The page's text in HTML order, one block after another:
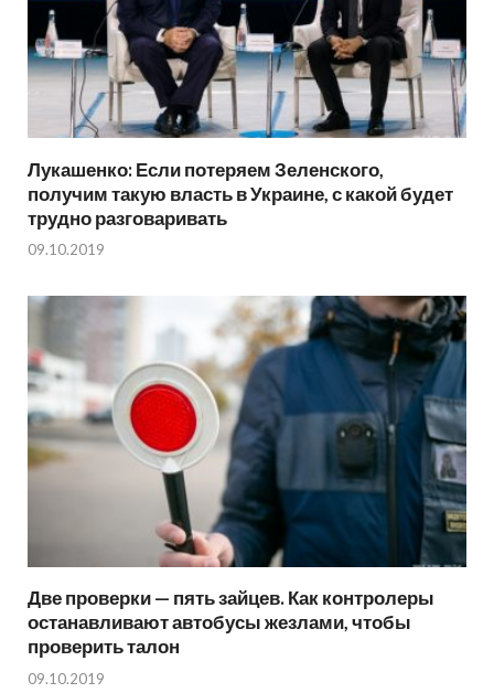
Лукашенко: Если потеряем Зеленского,
получим такую власть в Украине, с какой будет
трудно разговаривать
09.10.2019
Две проверки — пять зайцев. Как контролеры
останавливают автобусы жезлами, чтобы
проверить талон
09.10.2019